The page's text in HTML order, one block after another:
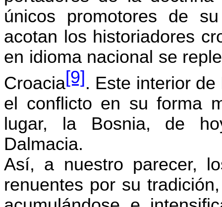
únicos promotores de
acotan los historiadores
en idioma nacional se
Croacia[9]. Este interior
el conflicto en su forma
lugar, la Bosnia, de
Dalmacia.
Así, a nuestro parecer,
renuentes por su